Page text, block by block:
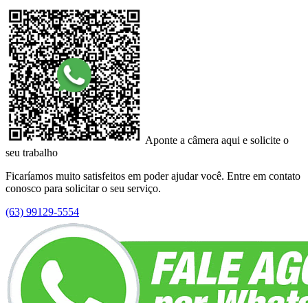
Aponte a câmera aqui e solicite o
seu trabalho
Ficaríamos muito satisfeitos em poder ajudar você. Entre em contato
conosco para solicitar o seu serviço.
(63) 99129-5554